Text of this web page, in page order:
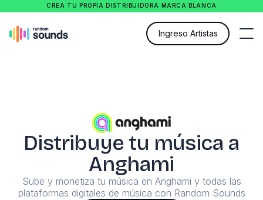
CREA TU PROPIA DISTRIBUIDORA MARCA BLANCA
Ingreso Artistas
Distribuye tu música a
Anghami
Sube y monetiza tu música en Anghami y todas las
plataformas digitales de música con Random Sounds